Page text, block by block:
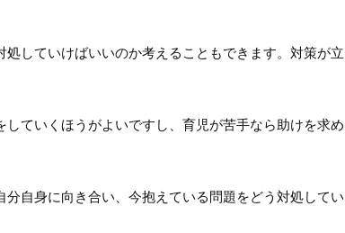
していけばいいのか考えることもできます。対策が立
ていくほうがよいですし、育児が苦手なら助けを求め
自身に向き合い、今抱えている問題をどう対処してい